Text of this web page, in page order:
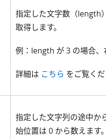
指定した文字数（length
取得します。
例：length が 3 の場合、
詳細は こちら をご覧くだ
指定した文字列の途中か
始位置は 0 から数えます。